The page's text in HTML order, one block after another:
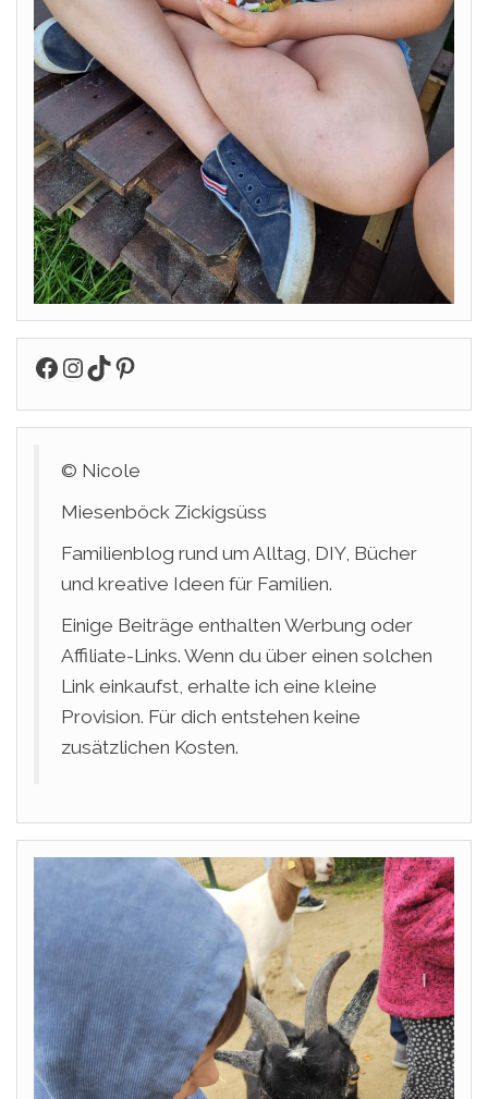
Facebook
Instagram
TikTok
Pinterest
© Nicole
Miesenböck Zickigsüss
Familienblog rund um Alltag, DIY, Bücher
und kreative Ideen für Familien.
Einige Beiträge enthalten Werbung oder
Affiliate-Links. Wenn du über einen solchen
Link einkaufst, erhalte ich eine kleine
Provision. Für dich entstehen keine
zusätzlichen Kosten.